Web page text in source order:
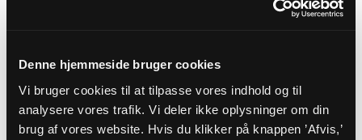
Denne hjemmeside bruger cookies
Vi bruger cookies til at tilpasse vores indhold og til
analysere vores trafik. Vi deler ikke oplysninger om din
brug af vores website. Hvis du klikker på knappen ’Afvis,’